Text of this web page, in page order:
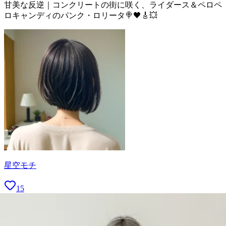
甘美な反逆｜コンクリートの街に咲く、ライダース＆ペロペ
ロキャンディのパンク・ロリータ🍭🖤🎸💥
星空モチ
15